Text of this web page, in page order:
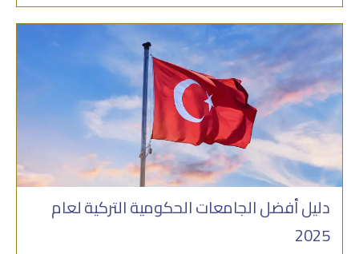
دليل أفضل الجامعات الحكومية التركية لعام
2025